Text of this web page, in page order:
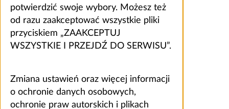
potwierdzić swoje wybory. Możesz też
od razu zaakceptować wszystkie pliki
przyciskiem „ZAAKCEPTUJ
WSZYSTKIE I PRZEJDŹ DO SERWISU”.
Zmiana ustawień oraz więcej informacji
o ochronie danych osobowych,
ochronie praw autorskich i plikach